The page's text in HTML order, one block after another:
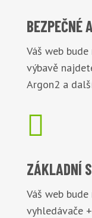
BEZPEČNÉ
Váš web bude
výbavě
Argon2 a

ZÁKLADNÍ
Váš web
vyhledávače